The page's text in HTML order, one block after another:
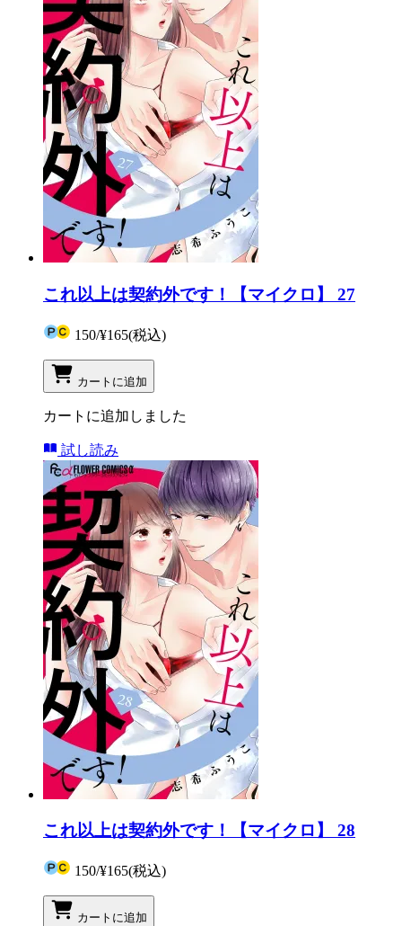
これ以上は契約外です！【マイクロ】 27
150/¥165(税込)
カートに追加
カートに追加しました
試し読み
これ以上は契約外です！【マイクロ】 28
150/¥165(税込)
カートに追加